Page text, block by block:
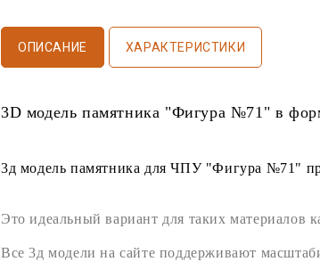
ОПИСАНИЕ ХАРАКТЕРИСТИКИ
3D модель памятника "Фигура №71" в
3д модель памятника дляЧПУ"Фигура №71"
Это идеальный вариант для таких материалов
Все3д модели на сайте поддерживают